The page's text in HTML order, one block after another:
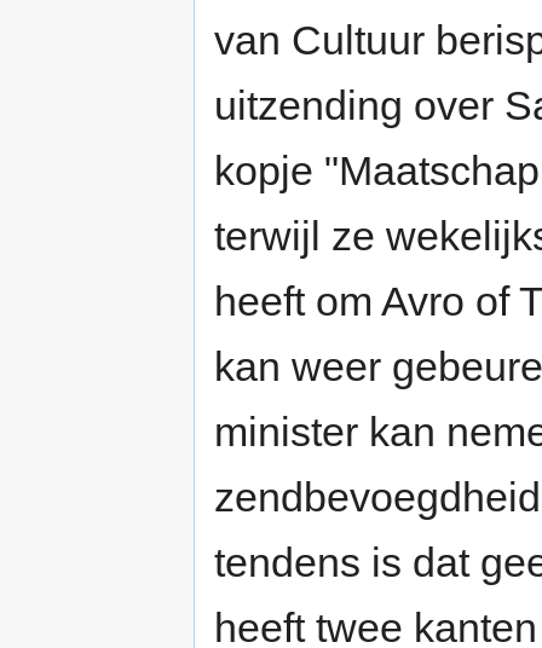
van Cultuur
uitzending over
kopje
terwijl ze
heeft om Avro of
kan weer
minister kan
tendens is dat
heeft twee